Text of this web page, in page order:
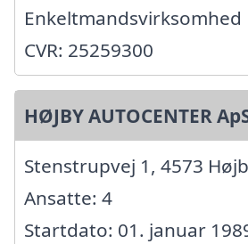
Enkeltmandsvirksomhed
CVR: 25259300
HØJBY AUTOCENTER
Stenstrupvej 1, 4573
Ansatte: 4
Startdato: 01. januar